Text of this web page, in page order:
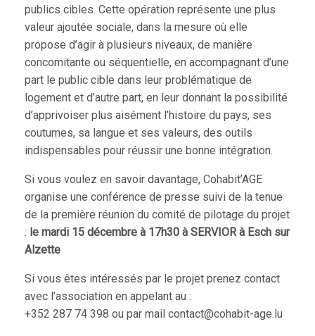
publics cibles. Cette opération représente une plus
valeur ajoutée sociale, dans la mesure où elle
propose d’agir à plusieurs niveaux, de manière
concomitante ou séquentielle, en accompagnant d’une
part le public cible dans leur problématique de
logement et d’autre part, en leur donnant la possibilité
d’apprivoiser plus aisément l’histoire du pays, ses
coutumes, sa langue et ses valeurs, des outils
indispensables pour réussir une bonne intégration.
Si vous voulez en savoir davantage, Cohabit’AGE
organise une conférence de presse suivi de la tenue
de la première réunion du comité de pilotage du projet
: le mardi 15 décembre à 17h30 à SERVIOR à Esch sur
Alzette
Si vous êtes intéressés par le projet prenez contact
avec l’association en appelant au :
+352 287 74 398 ou par mail contact@cohabit-age.lu